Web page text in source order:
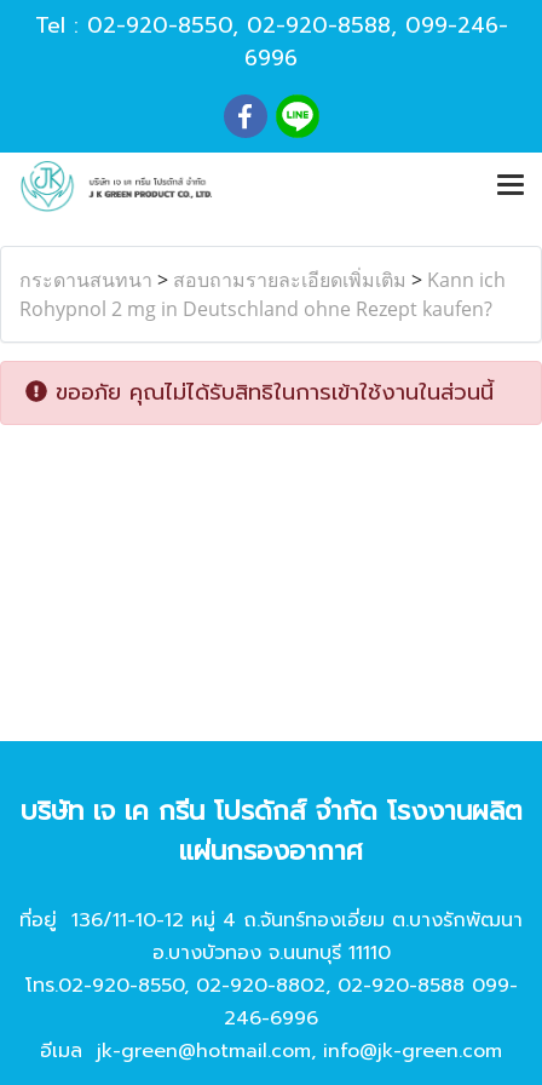
Tel : 02-920-8550, 02-920-8588, 099-246-
6996
กระดานสนทนา > สอบถามรายละเอียดเพิ่มเติม > Kann ich
Rohypnol 2 mg in Deutschland ohne Rezept kaufen?
ขออภัย คุณไม่ได้รับสิทธิในการเข้าใช้งานในส่วนนี้
บริษัท เจ เค กรีน โปรดักส์ จํากัด โรงงานผลิต
แผ่นกรองอากาศ
ที่อยู่ 136/11-10-12 หมู่ 4 ถ.จันทร์ทองเอี่ยม ต.บางรักพัฒนา
อ.บางบัวทอง จ.นนทบุรี 11110
โทร.02-920-8550, 02-920-8802, 02-920-8588 099-
246-6996
อีเมล jk-green@hotmail.com, info@jk-green.com